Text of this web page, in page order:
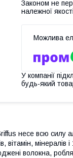
Законом не
належної якості
У компанії
будь-який
несе всю силу
вітамін,
волокна,